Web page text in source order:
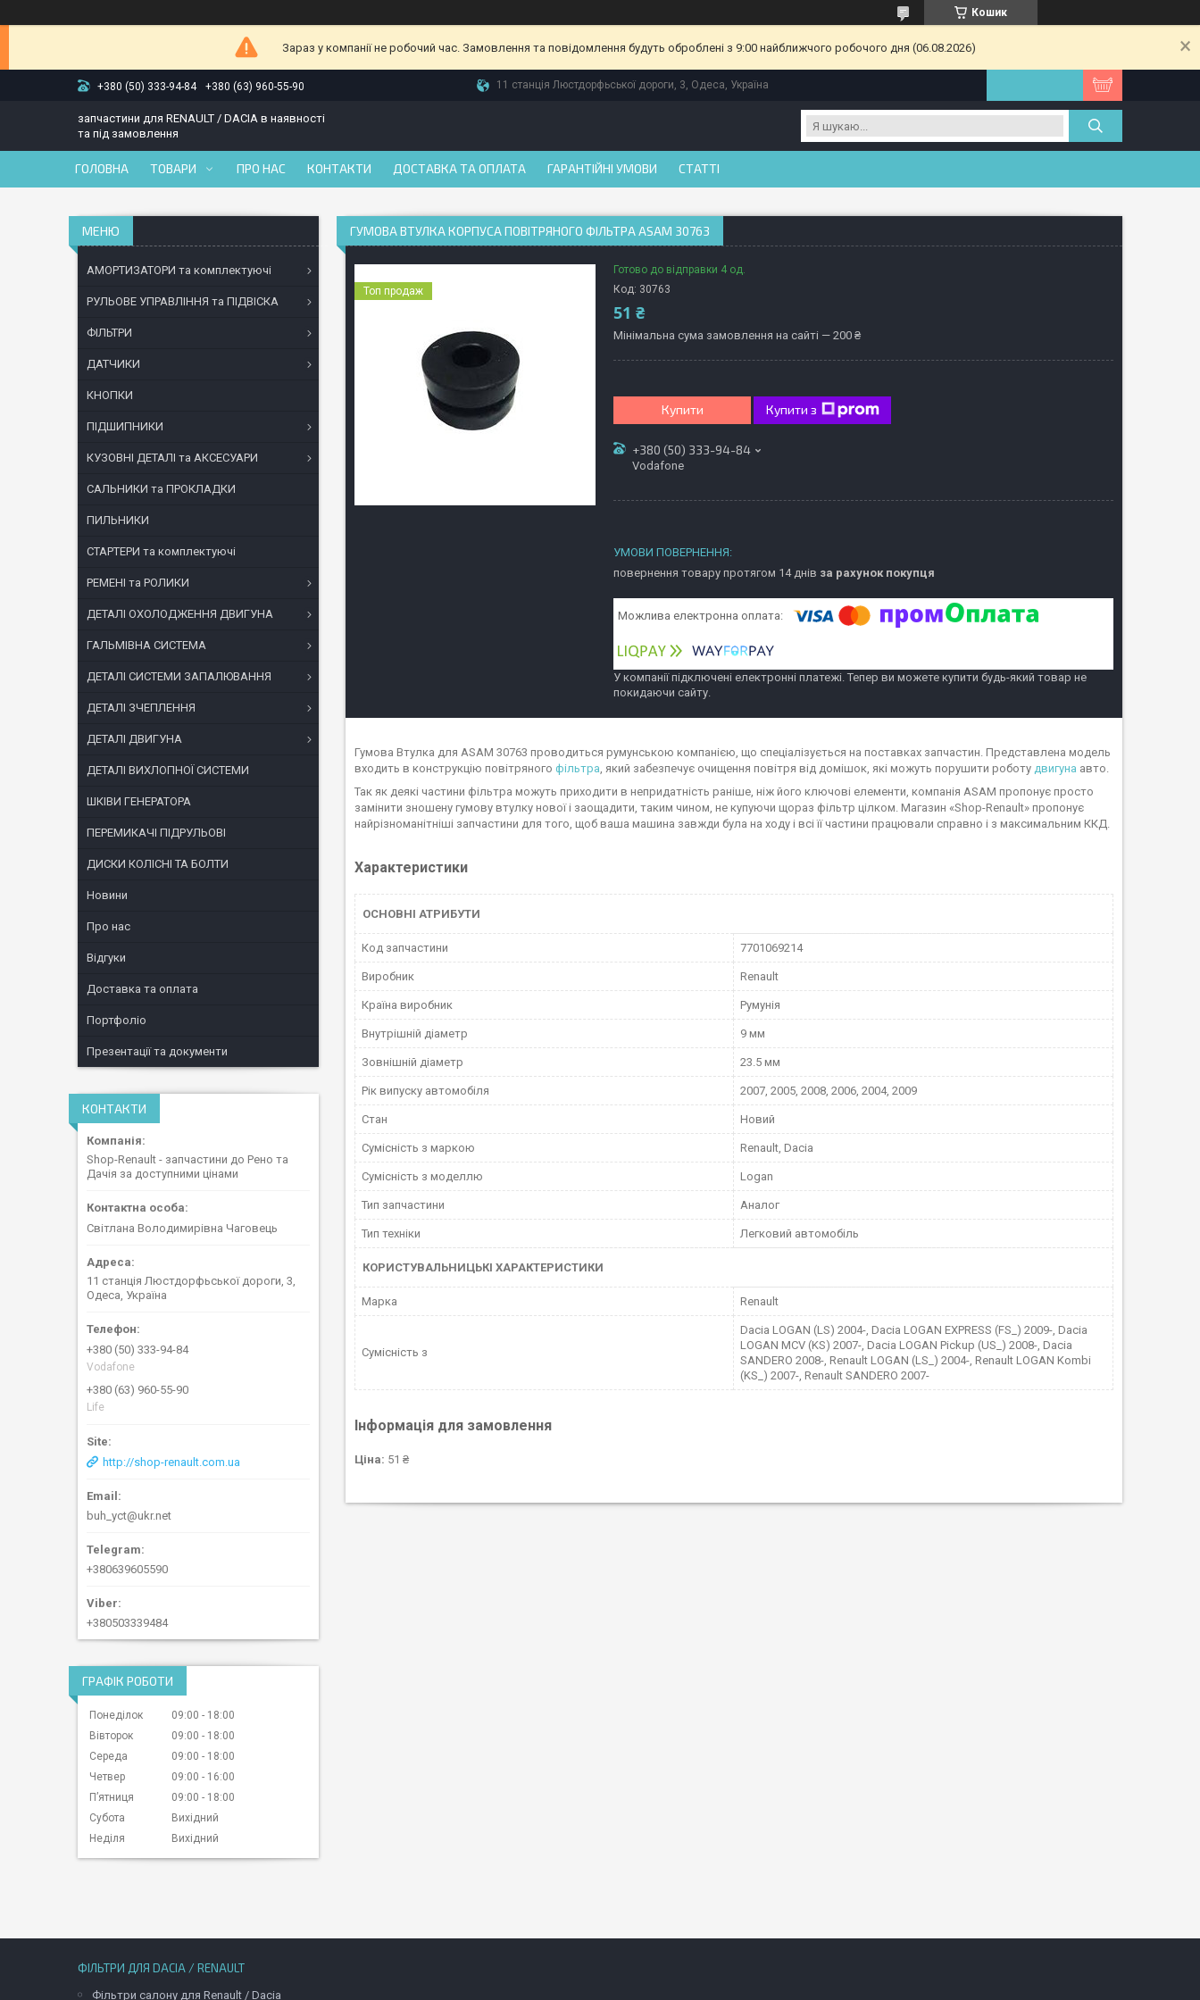
Кошик
Зараз у компанії не робочий час. Замовлення та повідомлення будуть оброблені з 9:00 найближчого робочого дня (06.08.2026)
+380 (50) 333-94-84 +380 (63) 960-55-90 11 станція Люстдорфьської дороги, 3, Одеса, Україна
запчастини для RENAULT / DACIA в наявності
та під замовлення
ГОЛОВНА ТОВАРИ ПРО НАС КОНТАКТИ ДОСТАВКА ТА ОПЛАТА ГАРАНТІЙНІ УМОВИ СТАТТІ
ГУМОВА ВТУЛКА КОРПУСА ПОВІТРЯНОГО ФІЛЬТРА ASAM 30763
Топ продаж
Готово до відправки 4 од.
Код: 30763
51 ₴
Мінімальна сума замовлення на сайті — 200 ₴
Купити Купити з
+380 (50) 333-94-84
Vodafone
повернення товару протягом 14 днів за рахунок покупця
У компанії підключені електронні платежі. Тепер ви можете купити будь-який товар не
покидаючи сайту.
Гумова Втулка для ASAM 30763 проводиться румунською компанією, що спеціалізується на поставках запчастин. Представлена модель
входить в конструкцію повітряного фільтра , який забезпечує очищення повітря від домішок, які можуть порушити роботу двигуна авто.
Так як деякі частини фільтра можуть приходити в непридатність раніше, ніж його ключові елементи, компанія ASAM пропонує просто
замінити зношену гумову втулку нової і заощадити, таким чином, не купуючи щораз фільтр цілком. Магазин «Shop-Renault» пропонує
найрізноманітніші запчастини для того, щоб ваша машина завжди була на ходу і всі її частини працювали справно і з максимальним ККД.
Характеристики
ОСНОВНІ АТРИБУТИ
Код запчастини 7701069214
Виробник Renault
Країна виробник Румунія
Внутрішній діаметр 9 мм
Зовнішній діаметр 23.5 мм
Рік випуску автомобіля 2007, 2005, 2008, 2006, 2004, 2009
Стан Новий
Сумісність з маркою Renault, Dacia
Сумісність з моделлю Logan
Тип запчастини Аналог
Тип техніки Легковий автомобіль
КОРИСТУВАЛЬНИЦЬКІ ХАРАКТЕРИСТИКИ
Марка Renault
Сумісність з
Dacia LOGAN (LS) 2004-, Dacia LOGAN EXPRESS (FS_) 2009-, Dacia
LOGAN MCV (KS) 2007-, Dacia LOGAN Pickup (US_) 2008-, Dacia
SANDERO 2008-, Renault LOGAN (LS_) 2004-, Renault LOGAN Kombi
(KS_) 2007-, Renault SANDERO 2007-
Інформація для замовлення
Ціна: 51 ₴
АМОРТИЗАТОРИ та комплектуючі
РУЛЬОВЕ УПРАВЛІННЯ та ПІДВІСКА
ФІЛЬТРИ
ДАТЧИКИ
КНОПКИ
ПІДШИПНИКИ
КУЗОВНІ ДЕТАЛІ та АКСЕСУАРИ
САЛЬНИКИ та ПРОКЛАДКИ
ПИЛЬНИКИ
СТАРТЕРИ та комплектуючі
РЕМЕНІ та РОЛИКИ
ДЕТАЛІ ОХОЛОДЖЕННЯ ДВИГУНА
ГАЛЬМІВНА СИСТЕМА
ДЕТАЛІ СИСТЕМИ ЗАПАЛЮВАННЯ
ДЕТАЛІ ЗЧЕПЛЕННЯ
ДЕТАЛІ ДВИГУНА
ДЕТАЛІ ВИХЛОПНОЇ СИСТЕМИ
ШКІВИ ГЕНЕРАТОРА
ПЕРЕМИКАЧІ ПІДРУЛЬОВІ
ДИСКИ КОЛІСНІ ТА БОЛТИ
Новини
Про нас
Відгуки
Доставка та оплата
Портфоліо
Презентації та документи
КОНТАКТИ
Shop-Renault - запчастини до Рено та
Дачія за доступними цінами
Світлана Володимирівна Чаговець
11 станція Люстдорфьської дороги, 3,
Одеса, Україна
+380 (50) 333-94-84
Vodafone
+380 (63) 960-55-90
Life
http://shop-renault.com.ua
buh_yct@ukr.net
+380639605590
+380503339484
ГРАФІК РОБОТИ
Понеділок 09:00
18:00
Вівторок
09:00
18:00
Середа
09:00
18:00
Четвер
09:00
16:00
Пʼятниця
09:00
18:00
Субота
Вихідний
Неділя
Вихідний
ФІЛЬТРИ ДЛЯ DACIA / RENAULT
Фільтри салону для Renault / Dacia